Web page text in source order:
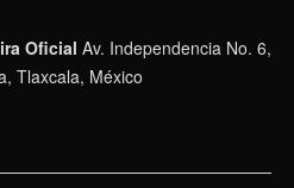
Oficial Av. Independencia No. 6,
Tlaxcala, México